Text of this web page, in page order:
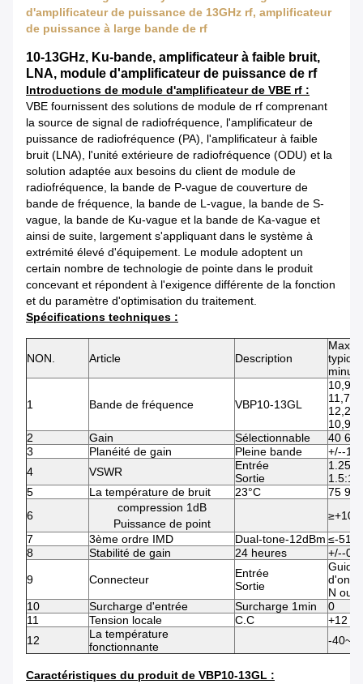
d'amplificateur de puissance de 13GHz rf, amplificateur
de puissance à large bande de rf
10-13GHz, Ku-bande, amplificateur à faible bruit,
LNA, module d'amplificateur de puissance de rf
Introductions de module d'amplificateur de VBE rf :
VBE fournissent des solutions de module de rf comprenant
la source de signal de radiofréquence, l'amplificateur de
puissance de radiofréquence (PA), l'amplificateur à faible
bruit (LNA), l'unité extérieure de radiofréquence (ODU) et la
solution adaptée aux besoins du client de module de
radiofréquence, la bande de P-vague de couverture de
bande de fréquence, la bande de L-vague, la bande de S-
vague, la bande de Ku-vague et la bande de Ka-vague et
ainsi de suite, largement s'appliquant dans le système à
extrémité élevé d'équipement. Le module adoptent un
certain nombre de technologie de pointe dans le produit
concevant et répondent à l'exigence différente de la fonction
et du paramètre d'optimisation du traitement.
Spécifications techniques :
NON. Article Description
minute
1 Bande de fréquence VBP10-13GL
10,95
11,7
12,2
10,95
2
Gain Sélectionnable
40 60
3
Planéité de gain Pleine bande
+/--1
4
VSWR
Entrée
Sortie
1.25:1
1.5:1
5
La température de bruit 23°C
75 90
6
compression 1dB
Puissance de point
≥+10
7
3ème ordre IMD Dual-tone-12dBm ≤-51
8
Stabilité de gain 24 heures +/--0,5
9 Connecteur
Entrée
Sortie
Guide
N ou
10
Surcharge d'entrée Surcharge 1min
0
11
Tension locale C.C
+12
12
La température
fonctionnante
-
Caractéristiques du produit de VBP10-13GL :